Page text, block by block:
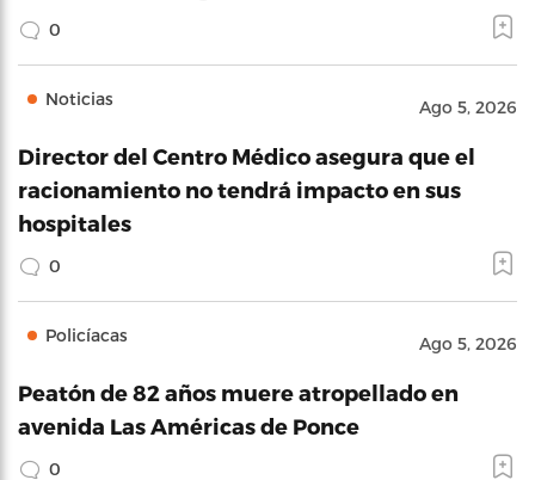
0
Noticias Ago 5, 2026
Director del Centro Médico asegura que el
racionamiento no tendrá impacto en sus
hospitales
0
Policíacas Ago 5, 2026
Peatón de 82 años muere atropellado en
avenida Las Américas de Ponce
0